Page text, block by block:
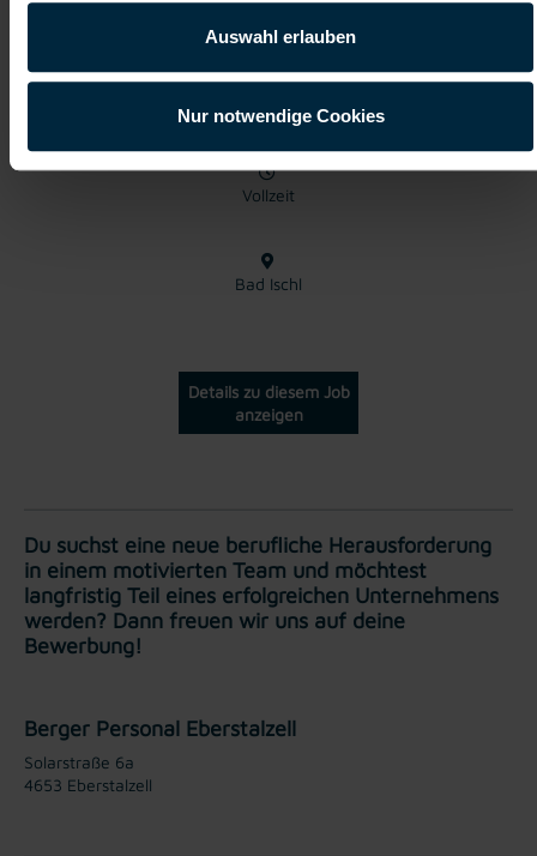
Auswahl erlauben
Nur notwendige Cookies
Betriebselektriker/in (m/w/d)
ab EUR 18,45
Vollzeit
Bad Ischl
Details zu diesem Job
anzeigen
Du suchst eine neue berufliche Herausforderung
in einem motivierten Team und möchtest
langfristig Teil eines erfolgreichen Unternehmens
werden? Dann freuen wir uns auf deine
Bewerbung!
Berger Personal Eberstalzell
Solarstraße 6a
4653 Eberstalzell